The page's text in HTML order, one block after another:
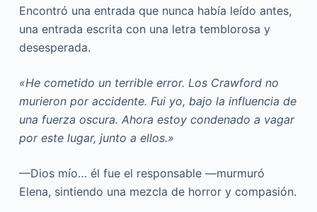
Encontró una entrada que nunca había leído antes,
una entrada escrita con una letra temblorosa y
desesperada.
«He cometido un terrible error. Los Crawford no
murieron por accidente. Fui yo, bajo la influencia de
una fuerza oscura. Ahora estoy condenado a vagar
por este lugar, junto a ellos.»
—Dios mío… él fue el responsable —murmuró
Elena, sintiendo una mezcla de horror y compasión.